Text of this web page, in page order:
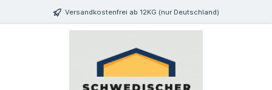
springen Versandkostenfrei ab 12KG (nur Deutschland)